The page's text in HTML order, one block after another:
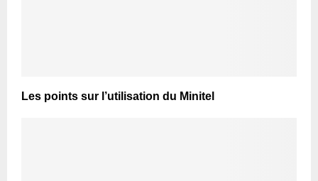
Les points sur l’utilisation du Minitel